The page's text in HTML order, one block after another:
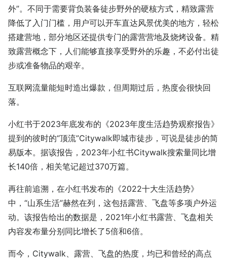
外”。不同于需要背负装备徒步野外的硬核方式，精致露营
降低了入门门槛，用户可以开车直达风景优美的地方，轻松
搭建营地，部分地区还提供专门的露营营地及烧烤设备。精
致露营概念下，人们能够直接享受野外的乐趣，不必付出徒
步或准备物品的艰辛。
互联网流量能短时造出爆款，但周期过后，热度会很快回
落。
小红书于2023年底发布的《2023年度生活趋势观察报告》
提到的彼时的“顶流”Citywalk即城市徒步，可说是徒步的简
易版本。据该报告，2023年小红书Citywalk搜索量同比增
长140倍，相关笔记超过370万篇。
再往前追溯，在小红书发布的《2022十大生活趋势》
中，“山系生活”赫然在列，这包括露营、飞盘等多项户外运
动。该报告给出的数据是，2021年小红书露营、飞盘相关
内容发布量分别同比增长了5倍和6倍。
而今，Citywalk、露营、飞盘的热度，均已和曾经的高点